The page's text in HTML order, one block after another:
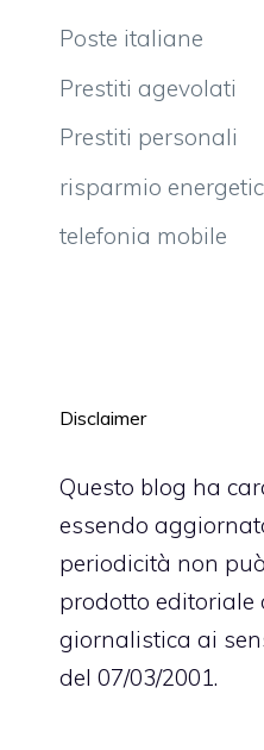
Poste italiane
Prestiti agevolati
Prestiti personali
risparmio
telefonia mobile
Disclaimer
Questo blog ha
essendo
periodicità non
prodotto editoriale
giornalistica ai
del 07/03/2001.